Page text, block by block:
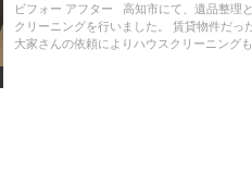
ビフォー アフター 高知市にて、遺品整理
クリーニングを行いました。 賃貸物件だっ
大家さんの依頼によりハウスクリーニング